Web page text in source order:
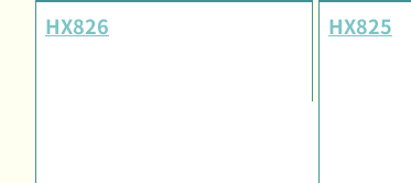
HX826 HX825